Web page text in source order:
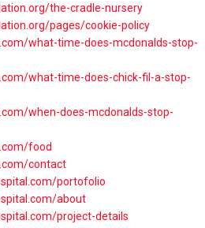
the-cradle-nursery
pages/cookie-policy
what-time-does-mcdonalds-stop-
what-time-does-chick-fil-a-stop-
when-does-mcdonalds-stop-
food
contact
portofolio
about
project-details